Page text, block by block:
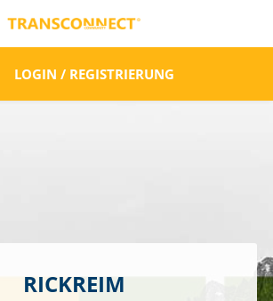
LOGIN / REGISTRIERUNG
RICKREIM